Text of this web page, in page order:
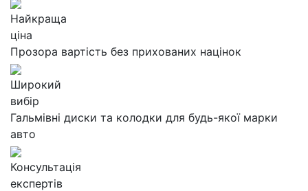
Найкраща
ціна
Прозора вартість без прихованих націнок
Широкий
вибір
Гальмівні диски та колодки для будь-якої марки
авто
Консультація
експертів